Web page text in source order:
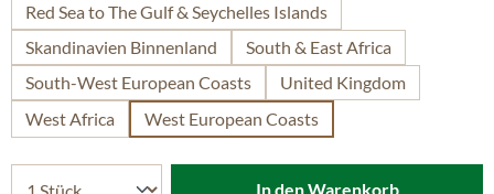
Red Sea to The Gulf & Seychelles Islands
Skandinavien Binnenland
South & East Africa
South-West European Coasts
United Kingdom
West Africa
West European Coasts
In den Warenkorb